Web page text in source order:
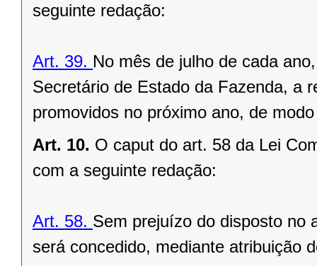
seguinte redação:
Art. 39. No mês de julho de cada
Secretário de Estado da Fazenda, a
promovidos no próximo ano, de
Art. 10. O caput do art. 58 da Lei
com a seguinte redação:
Art. 58. Sem prejuízo do disposto no
será concedido, mediante atribuição